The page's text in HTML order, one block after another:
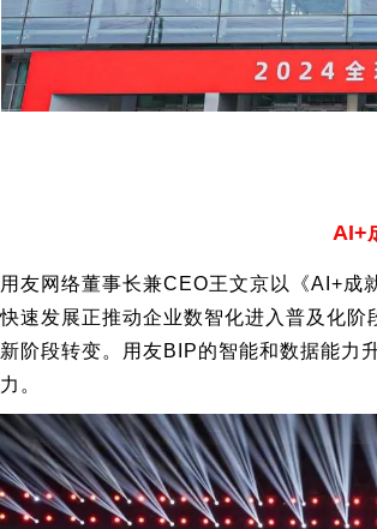
AI+
用友网络董事长兼CEO王文京以《AI+成
快速发展正推动企业数智化进入普及化
新阶段转变。用友BIP的智能和数据能力
力。